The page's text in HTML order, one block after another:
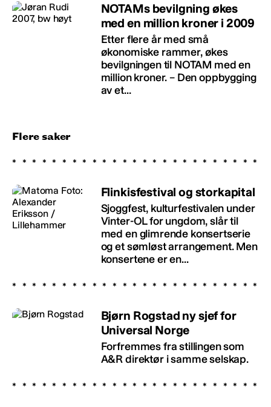
NOTAMs bevilgning økes
med en million kroner i 2009
Etter flere år med små
økonomiske rammer, økes
bevilgningen til NOTAM med en
million kroner. – Den oppbygging
av et...
Flere saker
Flinkisfestival og storkapital
Sjoggfest, kulturfestivalen under
Vinter-OL for ungdom, slår til
med en glimrende konsertserie
og et sømløst arrangement. Men
konsertene er en...
Bjørn Rogstad ny sjef for
Universal Norge
Forfremmes fra stillingen som
A&R direktør i samme selskap.